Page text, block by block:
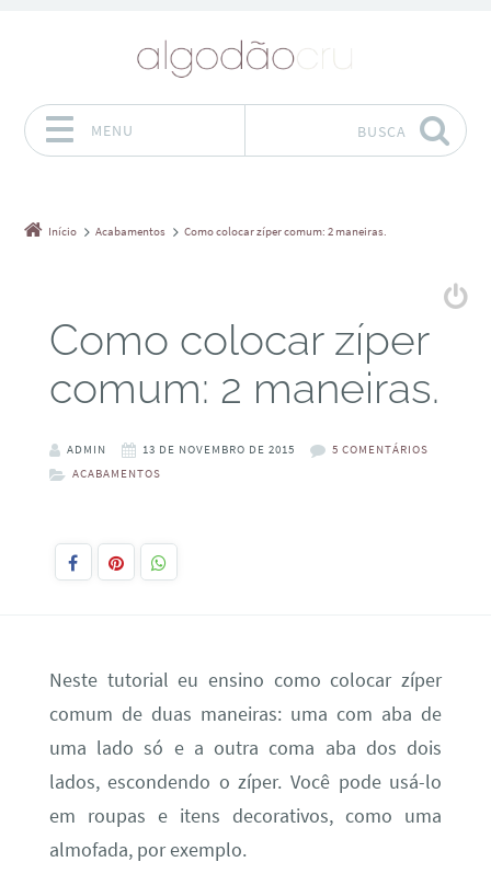
MENU BUSCA
Início Acabamentos Como colocar zíper comum: 2 maneiras.
Como colocar zíper
comum: 2 maneiras.
ADMIN 13 DE NOVEMBRO DE 2015
5 COMENTÁRIOS
ACABAMENTOS
Neste tutorial eu ensino como colocar zíper
comum de duas maneiras: uma com aba de
uma lado só e a outra coma aba dos dois
lados, escondendo o zíper. Você pode usá-lo
em roupas e itens decorativos, como uma
almofada, por exemplo.